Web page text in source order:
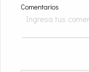
Comentarios